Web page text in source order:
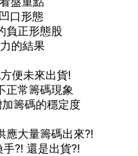
口形態
正形態股
的結果
便未來出貨!
常籌碼現象
籌碼的穩定度
大量籌碼出來?!
?! 還是出貨?!